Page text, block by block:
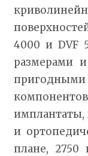
4000 и DVF
размерами
имплантаты,
и
плане,